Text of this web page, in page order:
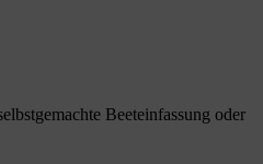
Beeteinfassung oder